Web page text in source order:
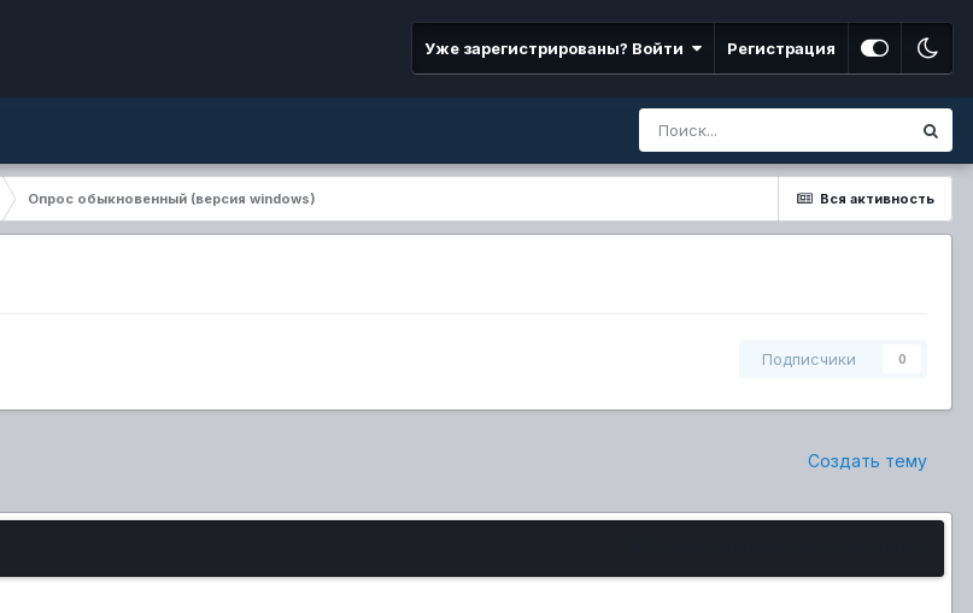
Уже зарегистрированы? Войти Регистрация
Вся активность
Опрос обыкновенный (версия windows)
Подписчики 0
Создать тему